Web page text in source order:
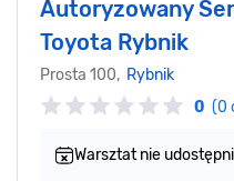
Autoryzowany
Toyota Rybnik
Prosta 100, Rybnik
0 (0
Warsztat nie